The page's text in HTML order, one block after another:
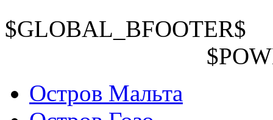
$GLOBAL_BFOOTER$
Остров Мальта